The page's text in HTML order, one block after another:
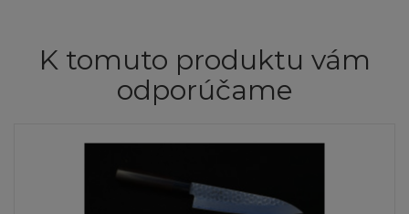
K tomuto produktu vám
odporúčame